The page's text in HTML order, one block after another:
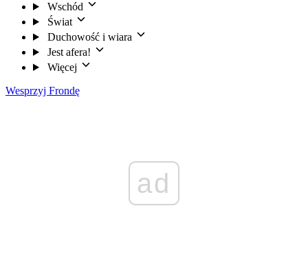
Wschód
Świat
Duchowość i wiara
Jest afera!
Więcej
Wesprzyj Frondę
ad